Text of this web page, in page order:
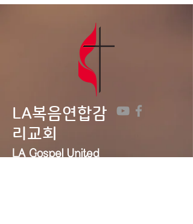
LA복음연합감
리교회
LA Gospel United